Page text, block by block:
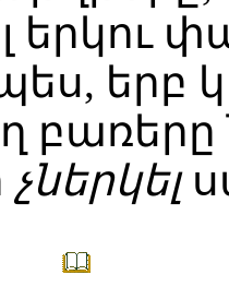
երկու
երբ
բառերը
չներկել